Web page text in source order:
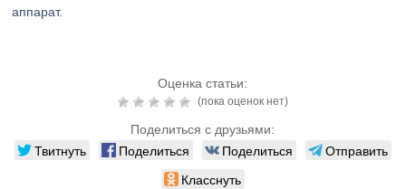
аппарат.
Оценка статьи:
(пока оценок нет)
Поделиться с друзьями:
Твитнуть Поделиться Поделиться
Отправить
Класснуть